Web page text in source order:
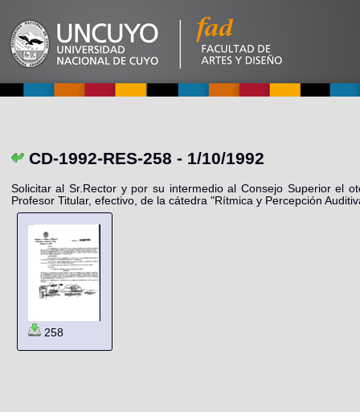
CD-1992-RES-258 - 1/10/1992
Solicitar al Sr.Rector y por su intermedio al Consejo Superior el
Profesor Titular, efectivo, de la cátedra "Rítmica y Percepción
258